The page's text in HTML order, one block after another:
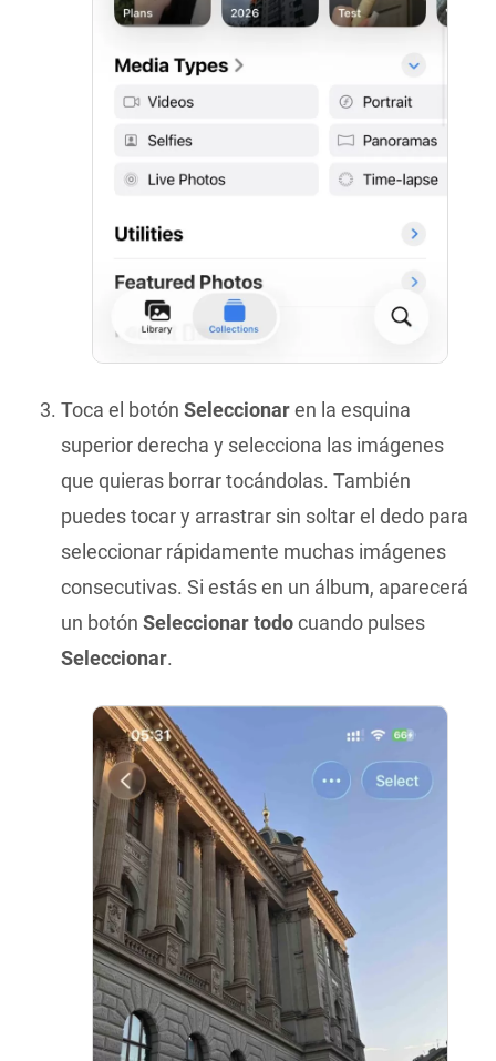
Toca el botón Seleccionaren la esquina
superior derecha y selecciona las imágenes
que quieras borrar tocándolas. También
puedes tocar y arrastrar sin soltar el dedo para
seleccionar rápidamente muchas imágenes
consecutivas. Si estás en un álbum, aparecerá
un botón Seleccionar todocuando pulses
Seleccionar.